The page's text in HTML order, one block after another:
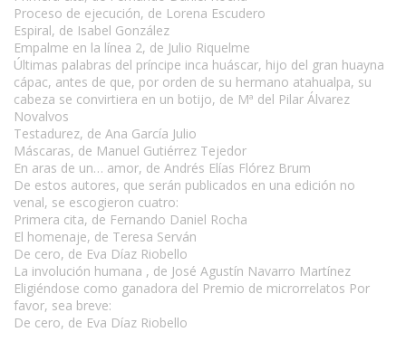
Proceso de ejecución, de Lorena Escudero
Espiral, de Isabel González
Empalme en la línea 2, de Julio Riquelme
Últimas palabras del príncipe inca huáscar, hijo del gran huayna
cápac, antes de que, por orden de su hermano atahualpa, su
cabeza se convirtiera en un botijo, de Mª del Pilar Álvarez
Novalvos
Testadurez, de Ana García Julio
Máscaras, de Manuel Gutiérrez Tejedor
En aras de un… amor, de Andrés Elías Flórez Brum
De estos autores, que serán publicados en una edición no
venal, se escogieron cuatro:
Primera cita, de Fernando Daniel Rocha
El homenaje, de Teresa Serván
De cero, de Eva Díaz Riobello
La involución humana , de José Agustín Navarro Martínez
Eligiéndose como ganadora del Premio de microrrelatos Por
favor, sea breve:
De cero, de Eva Díaz Riobello